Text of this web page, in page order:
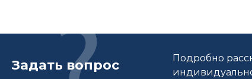
Задать вопрос
Подробно